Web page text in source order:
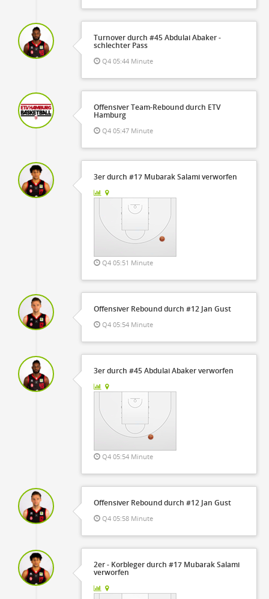
Turnover durch #45 Abdulai Abaker -
schlechter Pass
Q4 05:44 Minute
Offensiver Team-Rebound durch ETV
Hamburg
Q4 05:47 Minute
3er durch #17 Mubarak Salami verworfen
Q4 05:51 Minute
Offensiver Rebound durch #12 Jan Gust
Q4 05:54 Minute
3er durch #45 Abdulai Abaker verworfen
Q4 05:54 Minute
Offensiver Rebound durch #12 Jan Gust
Q4 05:58 Minute
2er - Korbleger durch #17 Mubarak Salami
verworfen